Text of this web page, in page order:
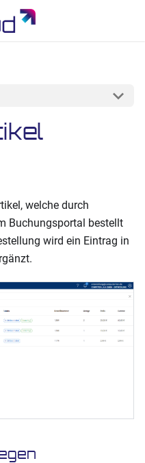
welche durch
Buchungsportal bestellt
wird ein Eintrag in